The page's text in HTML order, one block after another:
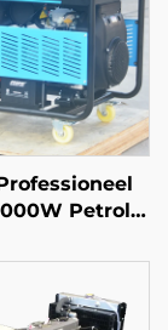
Petrol
110V 220V
50Hz 60Hz
DC-Uitset